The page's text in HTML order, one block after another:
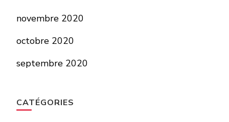
novembre 2020
octobre 2020
septembre 2020
CATÉGORIES